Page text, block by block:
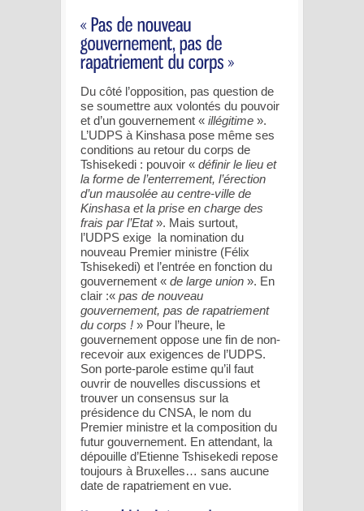
Du côté l’opposition, pas question de
se soumettre aux volontés du pouvoir
et d’un gouvernement « illégitime ».
L’UDPS à Kinshasa pose même ses
conditions au retour du corps de
Tshisekedi : pouvoir « définir le lieu et
la forme de l’enterrement, l’érection
d’un mausolée au centre-ville de
Kinshasa et la prise en charge des
frais par l’Etat». Mais surtout,
l’UDPS exige la nomination du
nouveau Premier ministre (Félix
Tshisekedi) et l’entrée en fonction du
gouvernement « de large union ». En
clair :« pas de nouveau
gouvernement, pas de rapatriement
du corps ! » Pour l’heure, le
gouvernement oppose une fin de non-
recevoir aux exigences de l’UDPS.
Son porte-parole estime qu’il faut
ouvrir de nouvelles discussions et
trouver un consensus sur la
présidence du CNSA, le nom du
Premier ministre et la composition du
futur gouvernement. En attendant, la
dépouille d’Etienne Tshisekedi repose
toujours à Bruxelles… sans aucune
date de rapatriement en vue.